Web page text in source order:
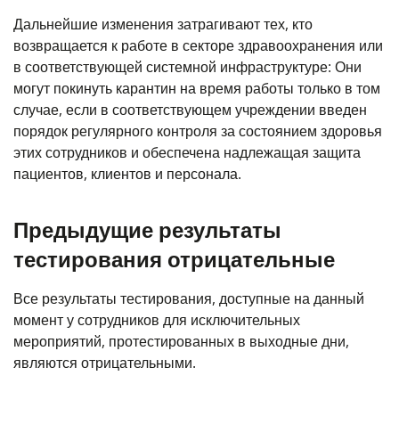
Дальнейшие изменения затрагивают тех, кто
возвращается к работе в секторе здравоохранения или
в соответствующей системной инфраструктуре: Они
могут покинуть карантин на время работы только в том
случае, если в соответствующем учреждении введен
порядок регулярного контроля за состоянием здоровья
этих сотрудников и обеспечена надлежащая защита
пациентов, клиентов и персонала.
Предыдущие результаты
тестирования отрицательные
Все результаты тестирования, доступные на данный
момент у сотрудников для исключительных
мероприятий, протестированных в выходные дни,
являются отрицательными.